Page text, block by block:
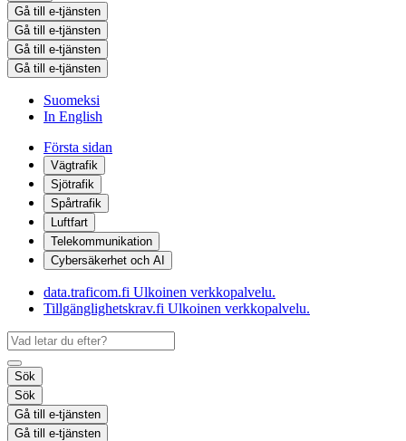
Gå till e-tjänsten
Gå till e-tjänsten
Gå till e-tjänsten
Gå till e-tjänsten
Suomeksi
In English
Första sidan
Vägtrafik
Sjötrafik
Spårtrafik
Luftfart
Telekommunikation
Cybersäkerhet och AI
data.traficom.fi Ulkoinen verkkopalvelu.
Tillgänglighetskrav.fi Ulkoinen verkkopalvelu.
Sök
Sök
Gå till e-tjänsten
Gå till e-tjänsten